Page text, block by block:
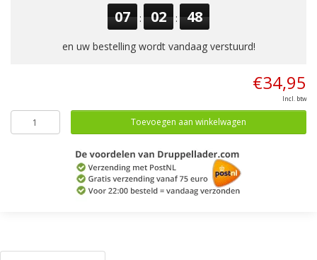
07 : 02 : 47
en uw bestelling wordt vandaag verstuurd!
€34,95
Incl. btw
Toevoegen aan winkelwagen